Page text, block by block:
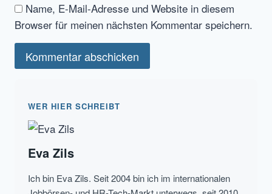
Name, E-Mail-Adresse und Website in diesem
Browser für meinen nächsten Kommentar speichern.
WER HIER SCHREIBT
Eva Zils
Ich bin Eva Zils. Seit 2004 bin ich im internationalen